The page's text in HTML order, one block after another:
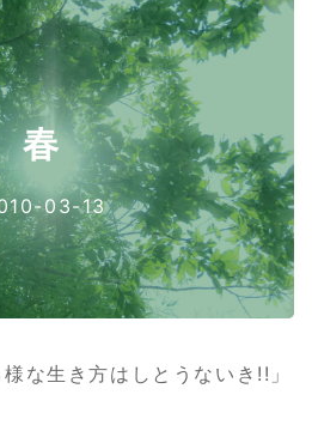
春
03-13
な生き方はしとうないき!!」